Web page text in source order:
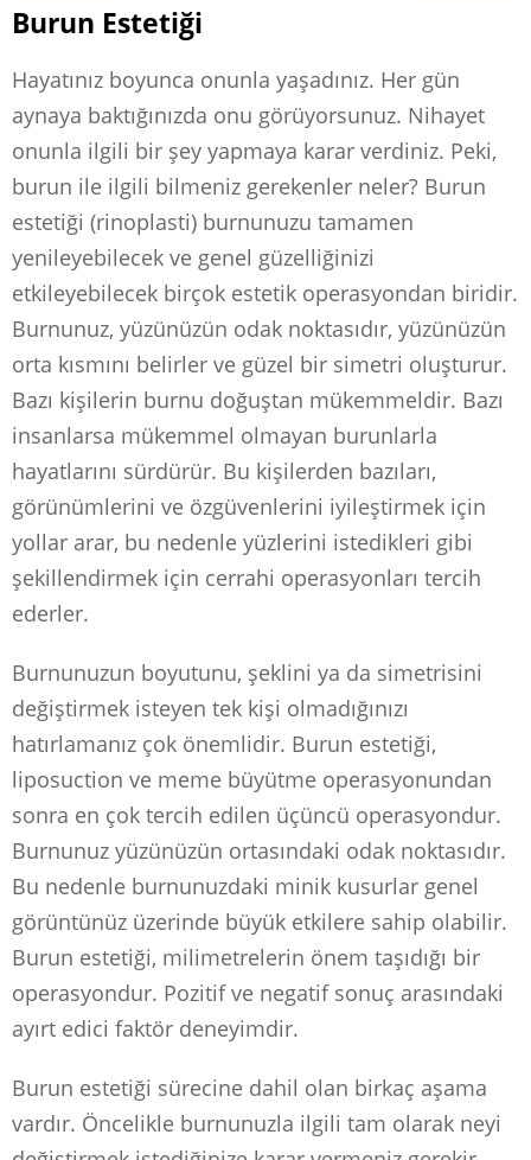
Burun Estetiği
Hayatınız boyunca onunla yaşadınız. Her gün
aynaya baktığınızda onu görüyorsunuz. Nihayet
onunla ilgili bir şey yapmaya karar verdiniz. Peki,
burun ile ilgili bilmeniz gerekenler neler? Burun
estetiği (rinoplasti) burnunuzu tamamen
yenileyebilecek ve genel güzelliğinizi
etkileyebilecek birçok estetik operasyondan biridir.
Burnunuz, yüzünüzün odak noktasıdır, yüzünüzün
orta kısmını belirler ve güzel bir simetri oluşturur.
Bazı kişilerin burnu doğuştan mükemmeldir. Bazı
insanlarsa mükemmel olmayan burunlarla
hayatlarını sürdürür. Bu kişilerden bazıları,
görünümlerini ve özgüvenlerini iyileştirmek için
yollar arar, bu nedenle yüzlerini istedikleri gibi
şekillendirmek için cerrahi operasyonları tercih
ederler.
Burnunuzun boyutunu, şeklini ya da simetrisini
değiştirmek isteyen tek kişi olmadığınızı
hatırlamanız çok önemlidir. Burun estetiği,
liposuction ve meme büyütme operasyonundan
sonra en çok tercih edilen üçüncü operasyondur.
Burnunuz yüzünüzün ortasındaki odak noktasıdır.
Bu nedenle burnunuzdaki minik kusurlar genel
görüntünüz üzerinde büyük etkilere sahip olabilir.
Burun estetiği, milimetrelerin önem taşıdığı bir
operasyondur. Pozitif ve negatif sonuç arasındaki
ayırt edici faktör deneyimdir.
Burun estetiği sürecine dahil olan birkaç aşama
vardır. Öncelikle burnunuzla ilgili tam olarak neyi